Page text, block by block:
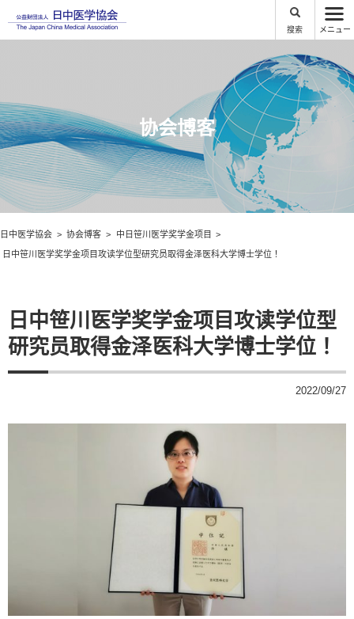
搜索 メニュー
协会博客
日中医学協会 协会博客 中日笹川医学奖学金项目
日中笹川医学奖学金项目攻读学位型研究员取得金泽医科大学博士学位！
日中笹川医学奖学金项目攻读学位型
研究员取得金泽医科大学博士学位！
2022/09/27